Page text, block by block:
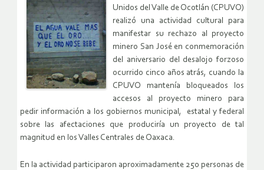
Unidos del Valle de Ocotlán (CPUVO)
realizó una actividad cultural para
manifestar su rechazo al proyecto
minero San José en conmemoración
del aniversario del desalojo forzoso
ocurrido cinco años atrás, cuando la
CPUVO mantenía bloqueados los
accesos al proyecto minero para
pedir información a los gobiernos municipal, estatal y federal
sobre las afectaciones que produciría un proyecto de tal
magnitud en los Valles Centrales de Oaxaca.
En la actividad participaron aproximadamente 250 personas de